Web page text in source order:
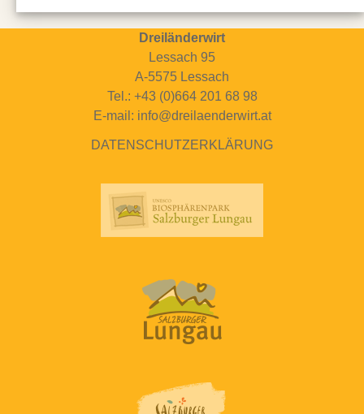
Dreiländerwirt
Lessach 95
A-5575 Lessach
Tel.: +43 (0)664 201 68 98
E-mail: info@dreilaenderwirt.at
DATENSCHUTZERKLÄRUNG